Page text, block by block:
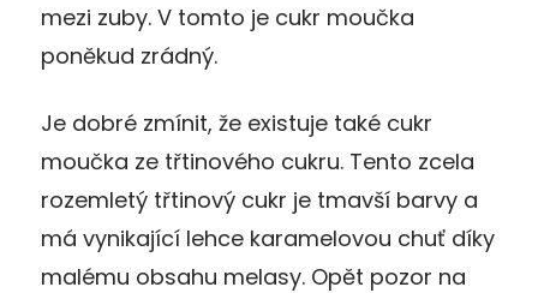
mezi zuby. V tomto je cukr moučka
poněkud zrádný.
Je dobré zmínit, že existuje také cukr
moučka ze třtinového cukru. Tento zcela
rozemletý třtinový cukr je tmavší barvy a
má vynikající lehce karamelovou chuť díky
malému obsahu melasy. Opět pozor na